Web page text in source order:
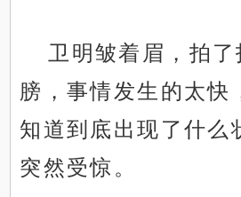
卫明皱着眉，拍了
膀，事情发生的太快
知道到底出现了什么
突然受惊。